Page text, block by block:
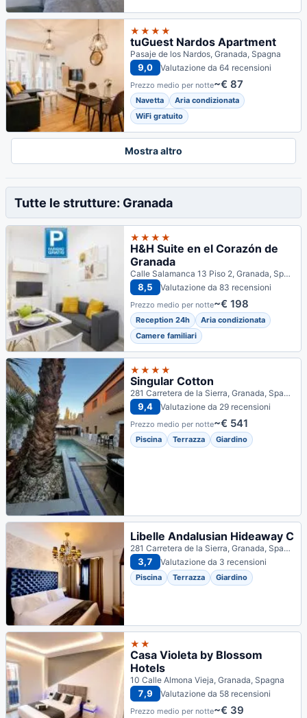
★★★★
tuGuest Nardos Apartment
Pasaje de los Nardos, Granada, Spagna
9,0 Valutazione da 64 recensioni
Prezzo medio per notte~€ 87
Navetta
Aria condizionata
WiFi gratuito
Mostra altro
Tutte le strutture: Granada
★★★★
H&H Suite en el Corazón de
Granada
Calle Salamanca 13 Piso 2, Granada, Spagna
8,5 Valutazione da 83 recensioni
Prezzo medio per notte~€ 198
Reception 24h
Aria condizionata
Camere familiari
★★★★
Singular Cotton
281 Carretera de la Sierra, Granada, Spagna
9,4 Valutazione da 29 recensioni
Prezzo medio per notte~€ 541
Piscina Terrazza Giardino
Libelle Andalusian Hideaway C
281 Carretera de la Sierra, Granada, Spagna
3,7 Valutazione da 3 recensioni
Piscina Terrazza Giardino
★★
Casa Violeta by Blossom
Hotels
10 Calle Almona Vieja, Granada, Spagna
7,9 Valutazione da 58 recensioni
Prezzo medio per notte~€ 39